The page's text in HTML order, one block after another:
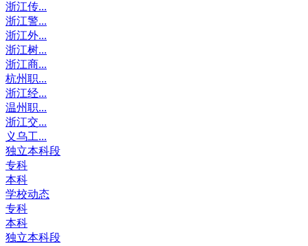
浙江传...
浙江警...
浙江外...
浙江树...
浙江商...
杭州职...
浙江经...
温州职...
浙江交...
义乌工...
独立本科段
专科
本科
学校动态
专科
本科
独立本科段